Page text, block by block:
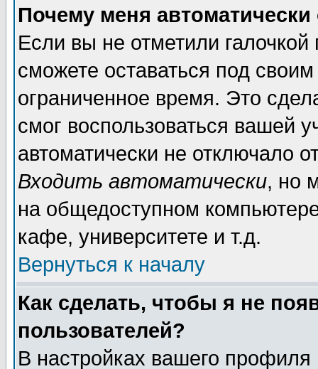
Почему меня автоматически
Если вы не отметили галочкой
сможете оставаться под
ограниченное время. Это
смог воспользоваться вашей
автоматически не отключало
Входить автоматически, но
на общедоступном
кафе, университете и т.д.
Вернуться к началу
Как сделать, чтобы я не
пользователей?
В настройках вашего